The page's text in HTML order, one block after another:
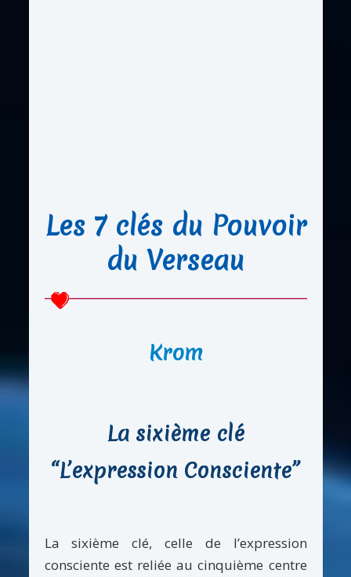
Les 7 clés du Pouvoir
du Verseau
Krom
La sixième clé
“L’expression Consciente”
La sixième clé, celle de l’expression
consciente est reliée au cinquième centre